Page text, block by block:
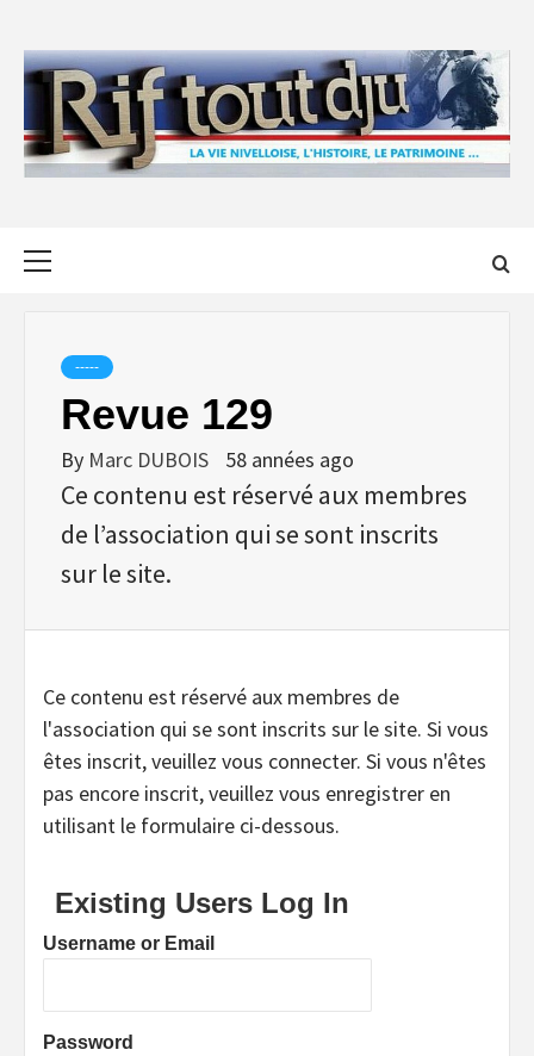
content
-----
Revue 129
By Marc DUBOIS 58 années ago
Ce contenu est réservé aux membres
de l’association qui se sont inscrits
sur le site.
Ce contenu est réservé aux membres de
l'association qui se sont inscrits sur le site. Si vous
êtes inscrit, veuillez vous connecter. Si vous n'êtes
pas encore inscrit, veuillez vous enregistrer en
utilisant le formulaire ci-dessous.
Existing Users Log In
Username or Email
Password